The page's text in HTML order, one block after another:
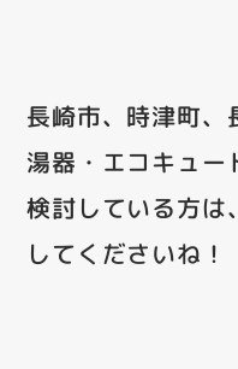
長崎市、時津町、
湯器・エコキュー
検討している方は
してくださいね！